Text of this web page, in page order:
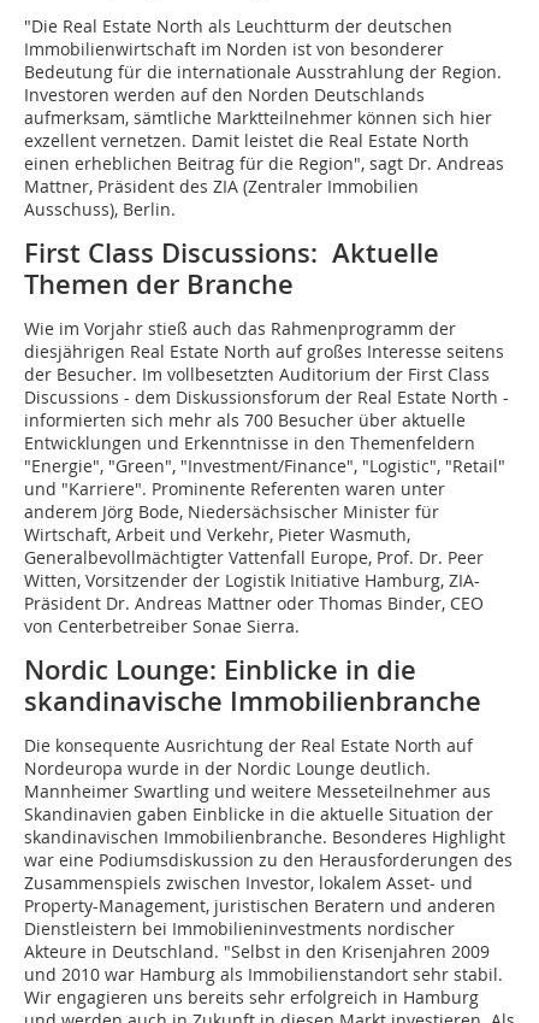
"Die Real Estate North als Leuchtturm der deutschen
Immobilienwirtschaft im Norden ist von besonderer
Bedeutung für die internationale Ausstrahlung der Region.
Investoren werden auf den Norden Deutschlands
aufmerksam, sämtliche Marktteilnehmer können sich hier
exzellent vernetzen. Damit leistet die Real Estate North
einen erheblichen Beitrag für die Region", sagt Dr. Andreas
Mattner, Präsident des ZIA (Zentraler Immobilien
Ausschuss), Berlin.
First Class Discussions: Aktuelle
Themen der Branche
Wie im Vorjahr stieß auch das Rahmenprogramm der
diesjährigen Real Estate North auf großes Interesse seitens
der Besucher. Im vollbesetzten Auditorium der First Class
Discussions - dem Diskussionsforum der Real Estate North -
informierten sich mehr als 700 Besucher über aktuelle
Entwicklungen und Erkenntnisse in den Themenfeldern
"Energie", "Green", "Investment/Finance", "Logistic", "Retail"
und "Karriere". Prominente Referenten waren unter
anderem Jörg Bode, Niedersächsischer Minister für
Wirtschaft, Arbeit und Verkehr, Pieter Wasmuth,
Generalbevollmächtigter Vattenfall Europe, Prof. Dr. Peer
Witten, Vorsitzender der Logistik Initiative Hamburg, ZIA-
Präsident Dr. Andreas Mattner oder Thomas Binder, CEO
von Centerbetreiber Sonae Sierra.
Nordic Lounge: Einblicke in die
skandinavische Immobilienbranche
Die konsequente Ausrichtung der Real Estate North auf
Nordeuropa wurde in der Nordic Lounge deutlich.
Mannheimer Swartling und weitere Messeteilnehmer aus
Skandinavien gaben Einblicke in die aktuelle Situation der
skandinavischen Immobilienbranche. Besonderes Highlight
war eine Podiumsdiskussion zu den Herausforderungen des
Zusammenspiels zwischen Investor, lokalem Asset- und
Property-Management, juristischen Beratern und anderen
Dienstleistern bei Immobilieninvestments nordischer
Akteure in Deutschland. "Selbst in den Krisenjahren 2009
und 2010 war Hamburg als Immobilienstandort sehr stabil.
Wir engagieren uns bereits sehr erfolgreich in Hamburg